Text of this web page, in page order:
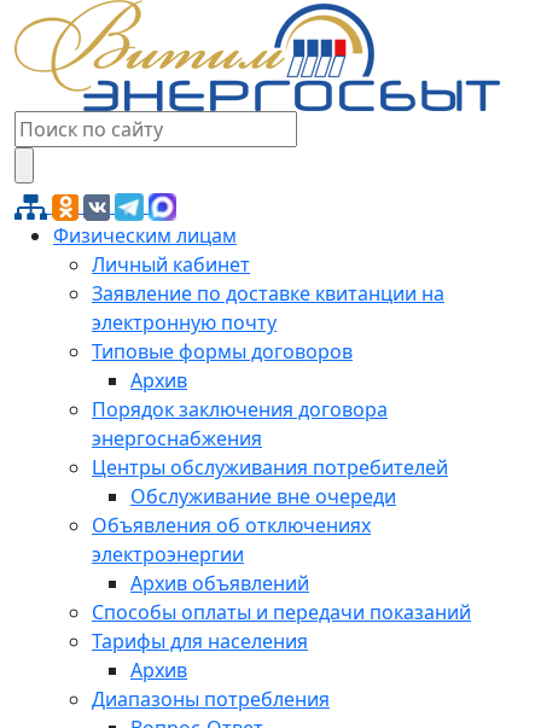
Физическим лицам
Личный кабинет
Заявление по доставке квитанции на
электронную почту
Типовые формы договоров
Архив
Порядок заключения договора
энергоснабжения
Центры обслуживания потребителей
Обслуживание вне очереди
Объявления об отключениях
электроэнергии
Архив объявлений
Способы оплаты и передачи показаний
Тарифы для населения
Архив
Диапазоны потребления